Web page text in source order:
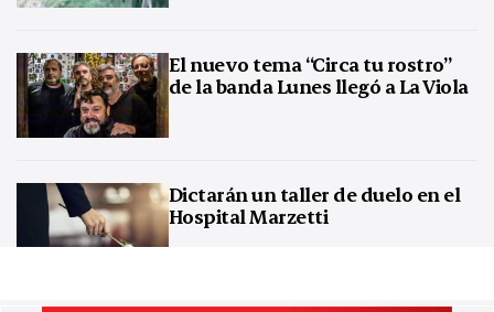
El nuevo tema “Circa tu rostro”
de la banda Lunes llegó a La Viola
Dictarán un taller de duelo en el
Hospital Marzetti